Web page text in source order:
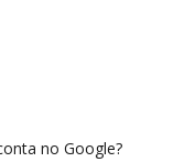
no Google?